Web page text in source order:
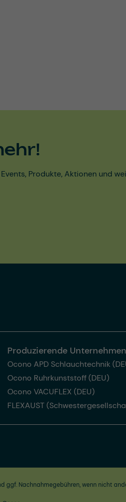
Produkte, Aktionen und
Produzierende Unternehmen
Ocono APD Schlauchtechnik
Ocono Ruhrkunststoff (DEU)
Ocono VACUFLEX (DEU)
FLEXAUST
ggf. Nachnahmegebühren, wenn nicht